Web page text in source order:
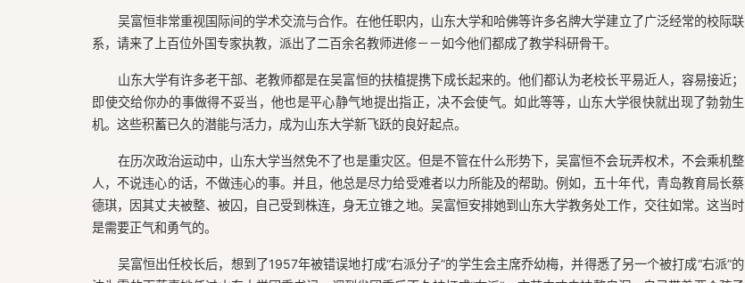
吴富恒非常重视国际间的学术交流与合作。在他任职内，山东大学和哈佛等许多名牌大学建立了广泛经常的校际联
系，请来了上百位外国专家执教，派出了二百余名教师进修－－如今他们都成了教学科研骨干。
山东大学有许多老干部、老教师都是在吴富恒的扶植提携下成长起来的。他们都认为老校长平易近人，容易接近；
即使交给你办的事做得不妥当，他也是平心静气地提出指正，决不会使气。如此等等，山东大学很快就出现了勃勃生
机。这些积蓄已久的潜能与活力，成为山东大学新飞跃的良好起点。
在历次政治运动中，山东大学当然免不了也是重灾区。但是不管在什么形势下，吴富恒不会玩弄权术，不会乘机整
人，不说违心的话，不做违心的事。并且，他总是尽力给受难者以力所能及的帮助。例如，五十年代，青岛教育局长蔡
德琪，因其丈夫被整、被囚，自己受到株连，身无立锥之地。吴富恒安排她到山东大学教务处工作，交往如常。这当时
是需要正气和勇气的。
吴富恒出任校长后，想到了1957年被错误地打成“右派分子”的学生会主席乔幼梅，并得悉了另一个被打成“右派”的